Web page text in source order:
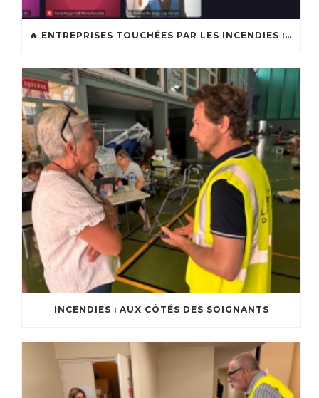
🔥 ENTREPRISES TOUCHÉES PAR LES INCENDIES : LES DISPOSITIFS D’ACCOMPAGNEMENT MIS EN PLACE AFIN DE SOUTENIR LES ENTREPRISES ET LES TRAVAILLEURS INDÉPENDANTS IMPACTÉS SUR LE BASSIN D’ARCACHON
INCENDIES : AUX CÔTÉS DES SOIGNANTS